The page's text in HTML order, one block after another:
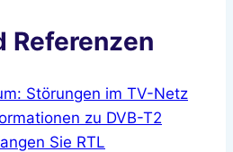
Referenzen
Störungen im TV-Netz
zu DVB-T2
Sie RTL